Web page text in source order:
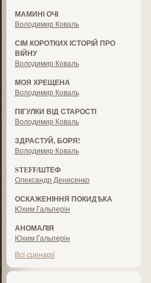
МАМИНІ ОЧІ
Володимир Коваль
СІМ КОРОТКИХ ІСТОРІЙ ПРО
ВІЙНУ
Володимир Коваль
МОЯ ХРЕЩЕНА
Володимир Коваль
ПІГУЛКИ ВІД СТАРОСТІ
Володимир Коваль
ЗДРАСТУЙ, БОРЯ!
Володимир Коваль
STEFF/ШТЕФ
Олександр Денисенко
ОСКАЖЕНІННЯ ПОКИДѢКА
Юхим Гальперін
АНОМАЛІЯ
Юхим Гальперін
Всі сценарії